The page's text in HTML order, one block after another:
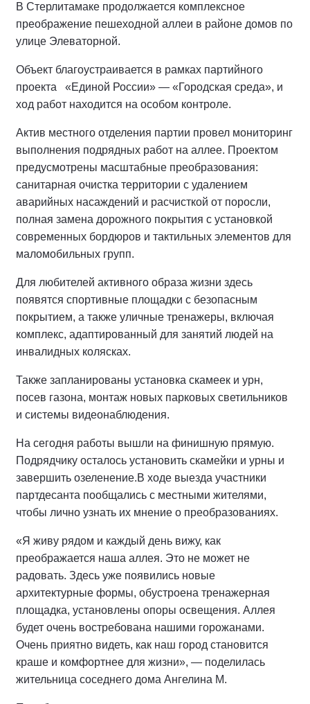
В Стерлитамаке продолжается комплексное
преображение пешеходной аллеи в районе домов по
улице Элеваторной.
Объект благоустраивается в рамках партийного
проекта «Единой России» — «Городская среда», и
ход работ находится на особом контроле.
Актив местного отделения партии провел мониторинг
выполнения подрядных работ на аллее. Проектом
предусмотрены масштабные преобразования:
санитарная очистка территории с удалением
аварийных насаждений и расчисткой от поросли,
полная замена дорожного покрытия с установкой
современных бордюров и тактильных элементов для
маломобильных групп.
Для любителей активного образа жизни здесь
появятся спортивные площадки с безопасным
покрытием, а также уличные тренажеры, включая
комплекс, адаптированный для занятий людей на
инвалидных колясках.
Также запланированы установка скамеек и урн,
посев газона, монтаж новых парковых светильников
и системы видеонаблюдения.
На сегодня работы вышли на финишную прямую.
Подрядчику осталось установить скамейки и урны и
завершить озеленение.В ходе выезда участники
партдесанта пообщались с местными жителями,
чтобы лично узнать их мнение о преобразованиях.
«Я живу рядом и каждый день вижу, как
преображается наша аллея. Это не может не
радовать. Здесь уже появились новые
архитектурные формы, обустроена тренажерная
площадка, установлены опоры освещения. Аллея
будет очень востребована нашими горожанами.
Очень приятно видеть, как наш город становится
краше и комфортнее для жизни», — поделилась
жительница соседнего дома Ангелина М.